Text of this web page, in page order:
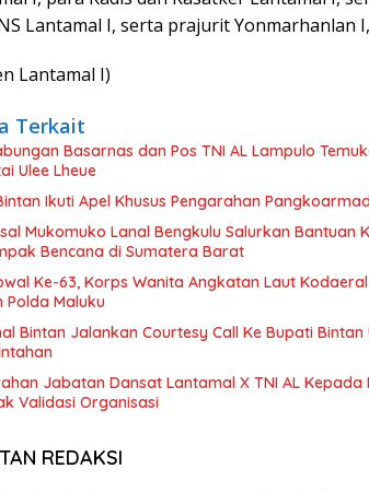
Lantamal I, serta prajurit Yonmarhanlan
Lantamal I)
Terkait
Basarnas dan Pos TNI AL Lampulo
Ulee Lheue
Ikuti Apel Khusus Pengarahan
Mukomuko Lanal Bengkulu Salurkan Bantuan
Bencana di Sumatera Barat
Ke-63, Korps Wanita Angkatan Laut
Polda Maluku
Bintan Jalankan Courtesy Call Ke Bupati Bintan
Jabatan Dansat Lantamal X TNI AL
Validasi Organisasi
REDAKSI